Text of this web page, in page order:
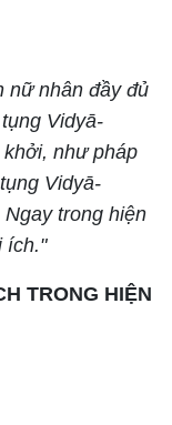
nữ nhân đầy đủ
Vidyā-
như pháp
Vidyā-
trong hiện
ích."
TRONG HIỆN